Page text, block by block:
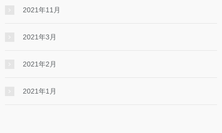
2021年11月
2021年3月
2021年2月
2021年1月